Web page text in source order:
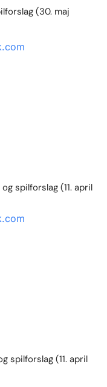
(30. maj
spilforslag (11. april
spilforslag (11. april